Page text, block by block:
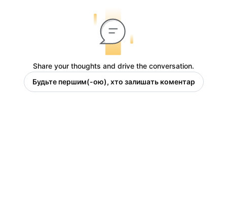
Share your thoughts and drive the conversation.
Будьте першим(-ою), хто залишать коментар